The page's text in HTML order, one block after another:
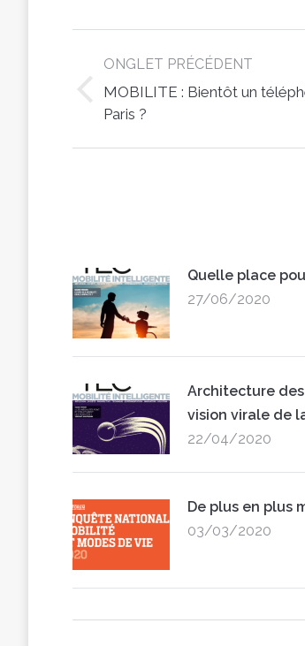
navigation
ONGLET PRÉCÉDENT
Previous
post:
MOBILITE : Bientôt un
Paris ?
Quelle place
27/06/2020
Architecture
vision virale de
22/04/2020
De plus en plus
03/03/2020